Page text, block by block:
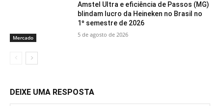
Mercado
Amstel Ultra e eficiência de Passos (MG)
blindam lucro da Heineken no Brasil no
1º semestre de 2026
5 de agosto de 2026
DEIXE UMA RESPOSTA